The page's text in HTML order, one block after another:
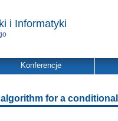
i Informatyki
Konferencje
for a